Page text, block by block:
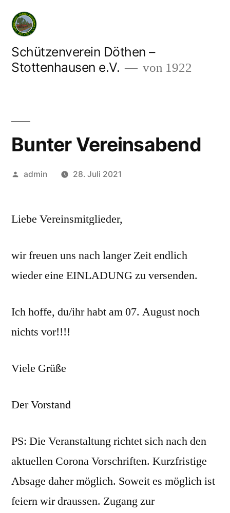
Zum
Inhalt
springen
Schützenverein Döthen –
Stottenhausen e.V.
von 1922
Bunter Vereinsabend
Veröffentlicht
admin 28. Juli 2021
Liebe Vereinsmitglieder,
wir freuen uns nach langer Zeit endlich
wieder eine EINLADUNG zu versenden.
Ich hoffe, du/ihr habt am 07. August noch
nichts vor!!!!
Viele Grüße
Der Vorstand
PS: Die Veranstaltung richtet sich nach den
aktuellen Corona Vorschriften. Kurzfristige
Absage daher möglich. Soweit es möglich ist
feiern wir draussen. Zugang zur